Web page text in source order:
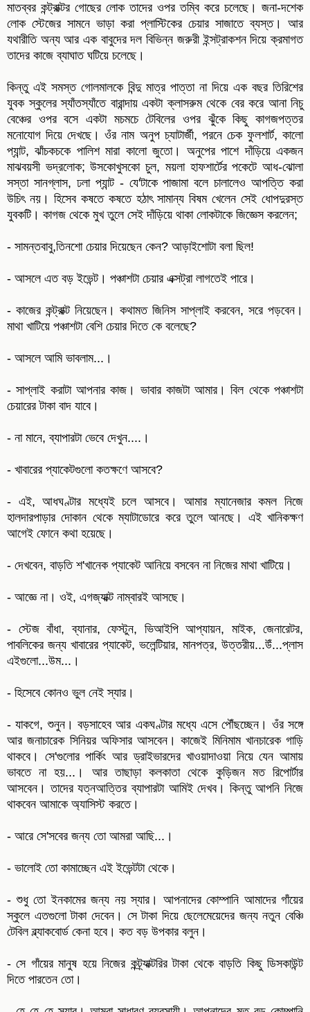
মাতব্বর কন্ট্রাক্টর গোছের লোক তাদের ওপর তম্বি করে চলেছে। জনা-দশেক
লোক স্টেজের সামনে ভাড়া করা প্লাস্টিকের চেয়ার সাজাতে ব্যস্ত। আর
যথারীতি অন্য আর এক বাবুদের দল বিভিন্ন জরুরী ইন্সট্রাকশন দিয়ে ক্রমাগত
তাদের কাজে ব্যাঘাত ঘটিয়ে চলেছে।
কিন্তু এই সমস্ত গোলমালকে বিন্দু মাত্র পাত্তা না দিয়ে এক বছর তিরিশের
যুবক স্কুলের স্যাঁতস্যাঁতে বারান্দায় একটা ক্লাসরুম থেকে বের করে আনা নিচু
বেঞ্চের ওপর বসে একটা মচমচে টেবিলের ওপর ঝুঁকে কিছু কাগজপত্তর
মনোযোগ দিয়ে দেখছে। ওঁর নাম অনুপ চ্যাটার্জী, পরনে চেক ফুলশার্ট, কালো
প্যান্ট, ঝাঁচকচকে পালিশ মারা কালো জুতো। অনুপের পাশে দাঁড়িয়ে একজন
মাঝবয়সী ভদ্রলোক; উসকোখুসকো চুল, ময়লা হাফশার্টের পকেটে আধ-ঝোলা
সস্তা সানগ্লাস, ঢলা প্যান্ট - যে'টাকে পাজামা বলে চালালেও আপত্তি করা
উচিৎ নয়। হিসেব কষতে কষতে হঠাৎ সামান্য বিষম খেলেন সেই ধোপদুরস্ত
যুবকটি। কাগজ থেকে মুখ তুলে সেই দাঁড়িয়ে থাকা লোকটাকে জিজ্ঞেস করলেন;
- সামন্তবাবু,তিনশো চেয়ার দিয়েছেন কেন? আড়াইশোটা বলা ছিল!
- আসলে এত বড় ইভেন্ট। পঞ্চাশটা চেয়ার এক্সট্রা লাগতেই পারে।
- কাজের কন্ট্রাক্ট নিয়েছেন। কথামত জিনিস সাপ্লাই করবেন, সরে পড়বেন।
মাথা খাটিয়ে পঞ্চাশটা বেশি চেয়ার দিতে কে বলেছে?
- আসলে আমি ভাবলাম...।
- সাপ্লাই করাটা আপনার কাজ। ভাবার কাজটা আমার। বিল থেকে পঞ্চাশটা
চেয়ারের টাকা বাদ যাবে।
- না মানে, ব্যাপারটা ভেবে দেখুন....।
- খাবারের প্যাকেটগুলো কতক্ষণে আসবে?
- এই, আধঘণ্টার মধ্যেই চলে আসবে। আমার ম্যানেজার কমল নিজে
হালদারপাড়ার দোকান থেকে ম্যাটাডোরে করে তুলে আনছে। এই খানিকক্ষণ
আগেই ফোনে কথা হয়েছে।
- দেখবেন, বাড়তি শ'খানেক প্যাকেট আনিয়ে বসবেন না নিজের মাথা খাটিয়ে।
- আজ্ঞে না। ওই, এগজ্যাক্ট নাম্বারই আসছে।
- স্টেজ বাঁধা, ব্যানার, ফেস্টুন, ভিআইপি আপ্যায়ন, মাইক, জেনারেটর,
পাবলিকের জন্য খাবারের প্যাকেট, ভলেন্টিয়ার, মানপত্র, উত্তরীয়...উঁ...প্লাস
এইগুলো...উম...।
- হিসেবে কোনও ভুল নেই স্যার।
- যাকগে, শুনুন। বড়সাহেব আর একঘণ্টার মধ্যে এসে পৌঁছচ্ছেন। ওঁর সঙ্গে
আর জনাচারেক সিনিয়র অফিসার আসবেন। কাজেই মিনিমাম খানচারেক গাড়ি
থাকবে। সে'গুলোর পার্কিং আর ড্রাইভারদের খাওয়াদাওয়া নিয়ে যেন আমায়
ভাবতে না হয়...। আর তাছাড়া কলকাতা থেকে কুড়িজন মত রিপোর্টার
আসবেন। তাদের যত্নআত্তির ব্যাপারটা আমিই দেখব। কিন্তু আপনি নিজে
থাকবেন আমাকে অ্যাসিস্ট করতে।
- আরে সে'সবের জন্য তো আমরা আছি...।
- ভালোই তো কামাচ্ছেন এই ইভেন্টটা থেকে।
- শুধু তো ইনকামের জন্য নয় স্যার। আপনাদের কোম্পানি আমাদের গাঁয়ের
স্কুলে এতগুলো টাকা দেবেন। সে টাকা দিয়ে ছেলেমেয়েদের জন্য নতুন বেঞ্চি
টেবিল ব্ল্যাকবোর্ড কেনা হবে। কত বড় উপকার বলুন।
- সে গাঁয়ের মানুষ হয়ে নিজের কন্ট্র্যাক্টরির টাকা থেকে বাড়তি কিছু ডিসকাউন্ট
দিতে পারতেন তো।